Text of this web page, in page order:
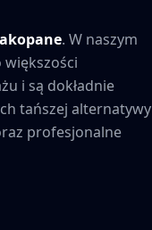
. W naszym
i są dokładnie
tańszej alternatywy
profesjonalne